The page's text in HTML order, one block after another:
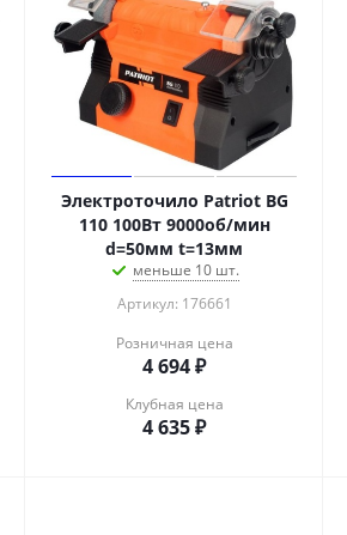
Электроточило Patriot BG
110 100Вт 9000об/мин
d=50мм t=13мм
меньше 10 шт.
Артикул: 176661
Розничная цена
4 694₽
Клубная цена
4 635₽